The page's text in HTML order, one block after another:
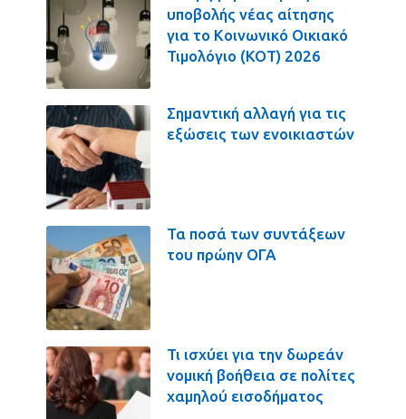
υποβολής νέας αίτησης
για το Κοινωνικό Οικιακό
Τιμολόγιο (ΚΟΤ) 2026
Σημαντική αλλαγή για τις
εξώσεις των ενοικιαστών
Τα ποσά των συντάξεων
του πρώην ΟΓΑ
Τι ισχύει για την δωρεάν
νομική βοήθεια σε πολίτες
χαμηλού εισοδήματος